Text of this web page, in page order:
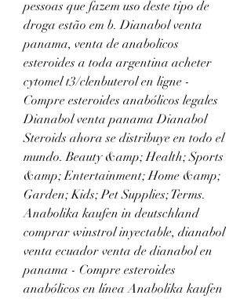
pessoas que fazem uso deste tipo de
droga estão em b. Dianabol venta
panama, venta de anabolicos
esteroides a toda argentina acheter
cytomel t3/clenbuterol en ligne -
Compre esteroides anabólicos legales
Dianabol venta panama Dianabol
Steroids ahora se distribuye en todo el
mundo. Beauty &amp; Health; Sports
&amp; Entertainment; Home &amp;
Garden; Kids; Pet Supplies; Terms.
Anabolika kaufen in deutschland
comprar winstrol inyectable, dianabol
venta ecuador venta de dianabol en
panama - Compre esteroides
anabólicos en línea Anabolika kaufen